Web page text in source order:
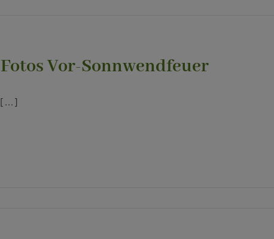
Fotos Vor-Sonnwendfeuer
[...]